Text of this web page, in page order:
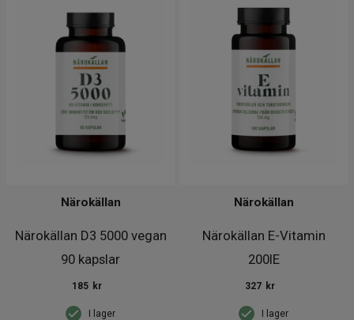
Närokällan D3 5000 vegan
90 kapslar
Närokällan
I lager
185 kr
Närokällan E-Vitamin
200IE
Närokällan
I lager
327 kr